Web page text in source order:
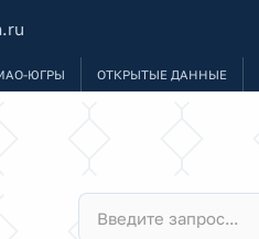
ЮГРЫ ОТКРЫТЫЕ ДАННЫЕ